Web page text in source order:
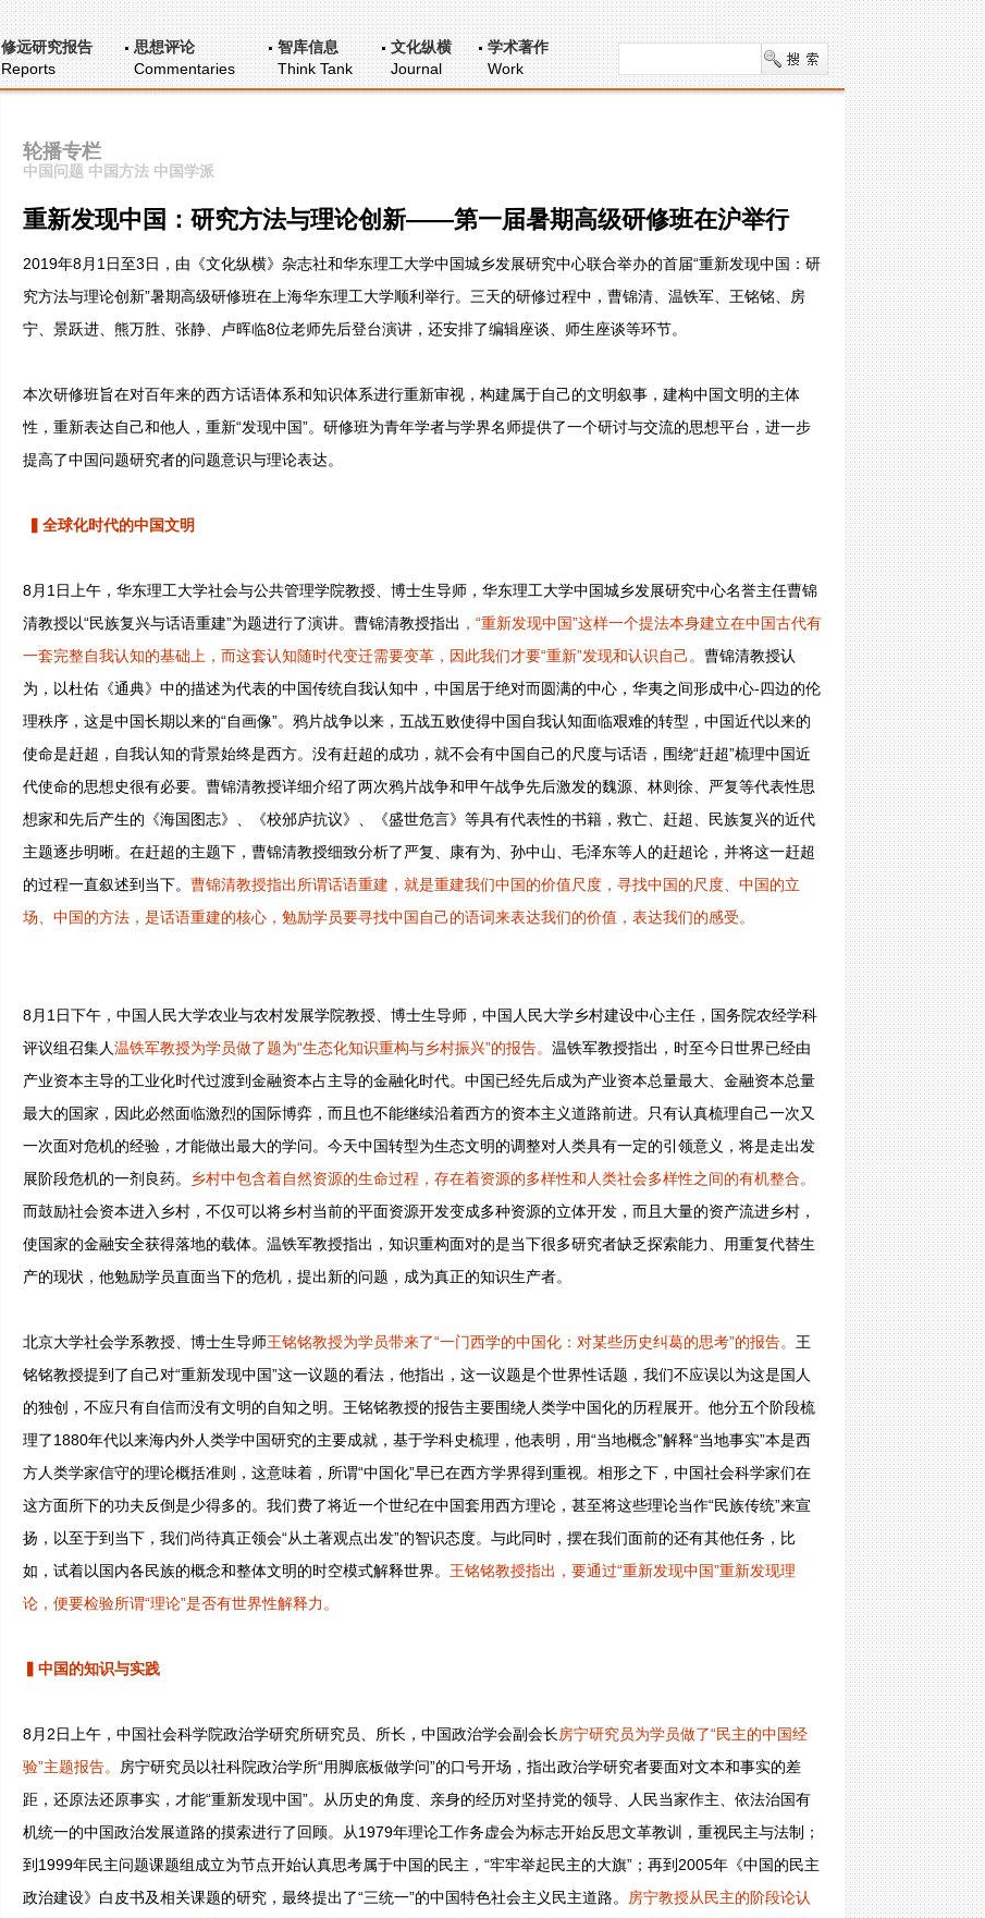
修远研究报告
Reports
思想评论
Commentaries
智库信息
Think Tank
文化纵横
Journal
学术著作
Work
轮播专栏
中国问题 中国方法 中国学派
重新发现中国：研究方法与理论创新——第一届暑期高级研修班在沪举行
2019年8月1日至3日，由《文化纵横》杂志社和华东理工大学中国城乡发展研究中心联合举办的首届“重新发现中国：研
究方法与理论创新”暑期高级研修班在上海华东理工大学顺利举行。三天的研修过程中，曹锦清、温铁军、王铭铭、房
宁、景跃进、熊万胜、张静、卢晖临8位老师先后登台演讲，还安排了编辑座谈、师生座谈等环节。
本次研修班旨在对百年来的西方话语体系和知识体系进行重新审视，构建属于自己的文明叙事，建构中国文明的主体
性，重新表达自己和他人，重新“发现中国”。研修班为青年学者与学界名师提供了一个研讨与交流的思想平台，进一步
提高了中国问题研究者的问题意识与理论表达。
▍全球化时代的中国文明
8月1日上午，华东理工大学社会与公共管理学院教授、博士生导师，华东理工大学中国城乡发展研究中心名誉主任曹锦
清教授以“民族复兴与话语重建”为题进行了演讲。曹锦清教授指出 ，“重新发现中国”这样一个提法本身建立在中国古代有
一套完整自我认知的基础上，而这套认知随时代变迁需要变革，因此我们才要“重新”发现和认识自己。 曹锦清教授认
为，以杜佑《通典》中的描述为代表的中国传统自我认知中，中国居于绝对而圆满的中心，华夷之间形成中心-四边的伦
理秩序，这是中国长期以来的“自画像”。鸦片战争以来，五战五败使得中国自我认知面临艰难的转型，中国近代以来的
使命是赶超，自我认知的背景始终是西方。没有赶超的成功，就不会有中国自己的尺度与话语，围绕“赶超”梳理中国近
代使命的思想史很有必要。曹锦清教授详细介绍了两次鸦片战争和甲午战争先后激发的魏源、林则徐、严复等代表性思
想家和先后产生的《海国图志》、《校邠庐抗议》、《盛世危言》等具有代表性的书籍，救亡、赶超、民族复兴的近代
主题逐步明晰。在赶超的主题下，曹锦清教授细致分析了严复、康有为、孙中山、毛泽东等人的赶超论，并将这一赶超
的过程一直叙述到当下。 曹锦清教授指出所谓话语重建，就是重建我们中国的价值尺度，寻找中国的尺度、中国的立
场、中国的方法，是话语重建的核心，勉励学员要寻找中国自己的语词来表达我们的价值，表达我们的感受。
8月1日下午，中国人民大学农业与农村发展学院教授、博士生导师，中国人民大学乡村建设中心主任，国务院农经学科
评议组召集人温铁军教授为学员做了题为“生态化知识重构与乡村振兴”的报告。 温铁军教授指出，时至今日世界已经由
产业资本主导的工业化时代过渡到金融资本占主导的金融化时代。中国已经先后成为产业资本总量最大、金融资本总量
最大的国家，因此必然面临激烈的国际博弈，而且也不能继续沿着西方的资本主义道路前进。只有认真梳理自己一次又
一次面对危机的经验，才能做出最大的学问。今天中国转型为生态文明的调整对人类具有一定的引领意义，将是走出发
展阶段危机的一剂良药。
乡村中包含着自然资源的生命过程，存在着资源的多样性和人类社会多样性之间的有机整合。
而鼓励社会资本进入乡村，不仅可以将乡村当前的平面资源开发变成多种资源的立体开发，而且大量的资产流进乡村，
使国家的金融安全获得落地的载体。温铁军教授指出，知识重构面对的是当下很多研究者缺乏探索能力、用重复代替生
产的现状，他勉励学员直面当下的危机，提出新的问题，成为真正的知识生产者。
北京大学社会学系教授、博士生导师王铭铭教授为学员带来了“一门西学的中国化：对某些历史纠葛的思考”的报告。 王
铭铭教授提到了自己对“重新发现中国”这一议题的看法，他指出，这一议题是个世界性话题，我们不应误以为这是国人
的独创，不应只有自信而没有文明的自知之明。王铭铭教授的报告主要围绕人类学中国化的历程展开。他分五个阶段梳
理了1880年代以来海内外人类学中国研究的主要成就，基于学科史梳理，他表明，用“当地概念”解释“当地事实”本是西
方人类学家信守的理论概括准则，这意味着，所谓“中国化”早已在西方学界得到重视。相形之下，中国社会科学家们在
这方面所下的功夫反倒是少得多的。我们费了将近一个世纪在中国套用西方理论，甚至将这些理论当作“民族传统”来宣
扬，以至于到当下，我们尚待真正领会“从土著观点出发”的智识态度。与此同时，摆在我们面前的还有其他任务，比
如，试着以国内各民族的概念和整体文明的时空模式解释世界。 王铭铭教授指出，要通过“重新发现中国”重新发现理
论，便要检验所谓“理论”是否有世界性解释力。
▍中国的知识与实践
8月2日上午，中国社会科学院政治学研究所研究员、所长，中国政治学会副会长房宁研究员为学员做了“民主的中国经
验”主题报告。
房宁研究员以社科院政治学所“用脚底板做学问”的口号开场，指出政治学研究者要面对文本和事实的差
距，还原法还原事实，才能“重新发现中国”。从历史的角度、亲身的经历对坚持党的领导、人民当家作主、依法治国有
机统一的中国政治发展道路的摸索进行了回顾。从1979年理论工作务虚会为标志开始反思文革教训，重视民主与法制；
到1999年民主问题课题组成立为节点开始认真思考属于中国的民主，“牢牢举起民主的大旗”；再到2005年《中国的民主
政治建设》白皮书及相关课题的研究，最终提出了“三统一”的中国特色社会主义民主道路。
房宁教授从民主的阶段论认